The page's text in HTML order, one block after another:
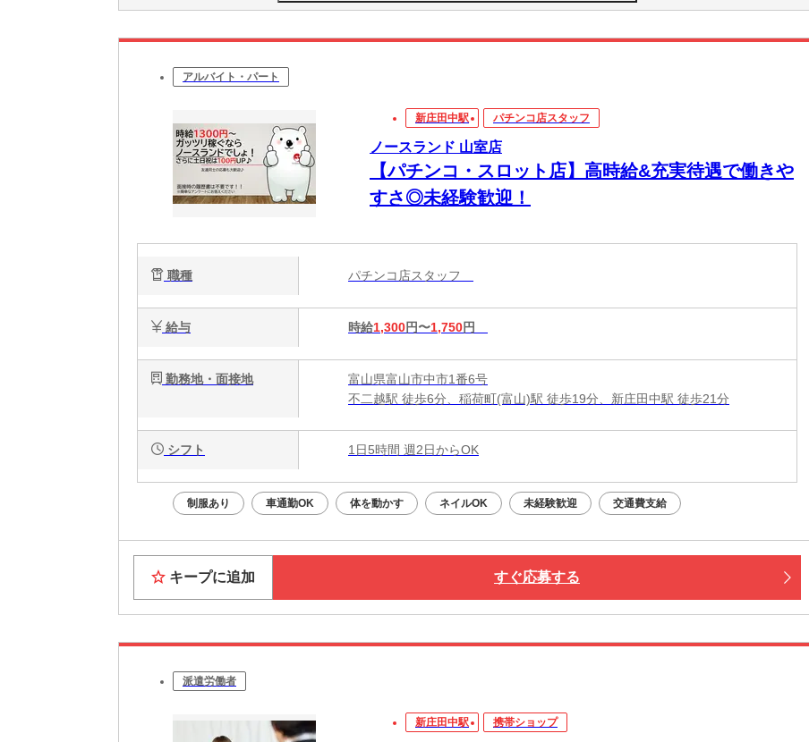
アルバイト・パート
新庄田中駅 パチンコ店スタッフ
ノースランド 山室店
【パチンコ・スロット店】高時給&充実待遇で働きや
すさ◎未経験歓迎！
職種 パチンコ店スタッフ
給与 時給1,300円〜1,750円
勤務地・面接地
富山県富山市中市1番6号
不二越駅 徒歩6分、稲荷町(富山)駅 徒歩19分、新庄田中駅 徒歩21分
シフト 1日5時間 週2日からOK
制服あり 車通勤OK 体を動かす ネイルOK 未経験歓迎 交通費支給
キープに追加 すぐ応募する
派遣労働者
新庄田中駅 携帯ショップ